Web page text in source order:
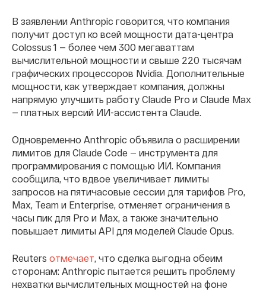
В заявлении Anthropic говорится, что компания
получит доступ ко всей мощности дата-центра
Colossus 1 — более чем 300 мегаваттам
вычислительной мощности и свыше 220 тысячам
графических процессоров Nvidia. Дополнительные
мощности, как утверждает компания, должны
напрямую улучшить работу Claude Pro и Claude Max
— платных версий ИИ-ассистента Claude.
Одновременно Anthropic объявила о расширении
лимитов для Claude Code — инструмента для
программирования с помощью ИИ. Компания
сообщила, что вдвое увеличивает лимиты
запросов на пятичасовые сессии для тарифов Pro,
Max, Team и Enterprise, отменяет ограничения в
часы пик для Pro и Max, а также значительно
повышает лимиты API для моделей Claude Opus.
Reuters отмечает, что сделка выгодна обеим
сторонам: Anthropic пытается решить проблему
нехватки вычислительных мощностей на фоне